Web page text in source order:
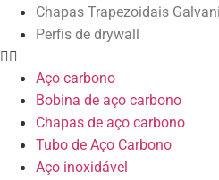
Chapas Trapezoidais
Perfis de drywall
Aço carbono
Bobina de aço carbono
Chapas de aço carbono
Tubo de Aço Carbono
Aço inoxidável